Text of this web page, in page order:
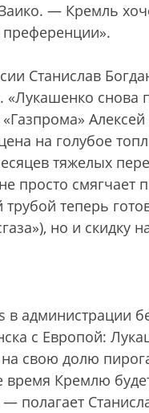
— Кремль
Станислав
снова
на голубое
тяжелых
просто смягчает
теперь
но и скидку
администрации
с Европой:
свою долю
Кремлю
полагает